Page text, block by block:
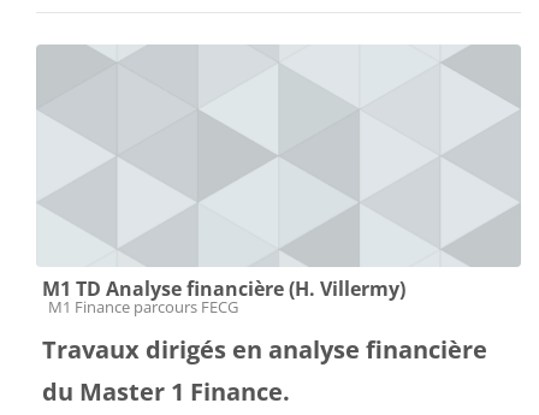
M1 TD Analyse financière (H. Villermy)
Catégorie de cours
M1 Finance parcours FECG
Travaux dirigés en analyse financière
du Master 1 Finance.